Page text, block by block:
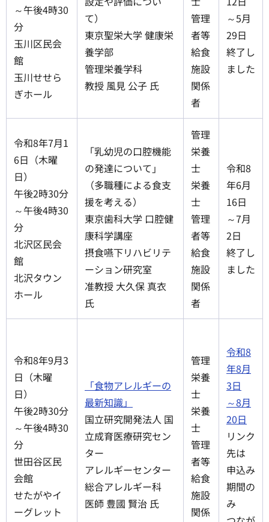
～午後4時30
分
玉川区民会
館
玉川せせら
ぎホール
て）
東京聖栄大学 健康栄
養学部
管理栄養学科
教授 風見 公子 氏
管理
者等
給食
施設
関係
者
～5月
29日
終了し
ました
令和8年7月1
6日（木曜
日）
午後2時30分
～午後4時30
分
北沢区民会
館
北沢タウン
ホール
「乳幼児の口腔機能
の発達について」
（多職種による食支
援を考える）
東京歯科大学 口腔健
康科学講座
摂食嚥下リハビリテ
ーション研究室
准教授 大久保 真衣
氏
管理
栄養
士
栄養
士
管理
者等
給食
施設
関係
者
令和8
年6月
16日
～7月
2日
終了し
ました
令和8年9月3
日（木曜
日）
午後2時30分
～午後4時30
分
世田谷区民
会館
せたがやイ
ーグレット
「食物アレルギーの
最新知識」
国立研究開発法人 国
立成育医療研究セン
ター
アレルギーセンター
総合アレルギー科
医師 豊國 賢治 氏
管理
栄養
士
栄養
士
管理
者等
給食
施設
関係
令和8
年8月
3日
～8月
20日
リンク
先は
申込み
期間の
み